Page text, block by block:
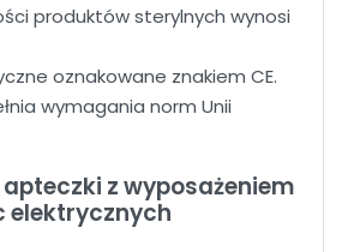
produktów sterylnych wynosi
oznakowane znakiem CE.
wymagania norm Unii
z wyposażeniem
elektrycznych